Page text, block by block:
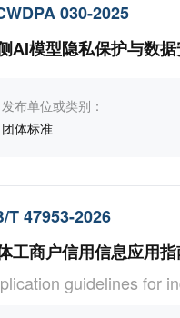
030-2025
AI模型隐私保护与数
发布单位或类别：
团体标准
T 47953-2026
工商户信用信息应用
guidelines for